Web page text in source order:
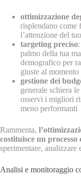
ottimizzazione
risplendano come
l’attenzione del
targeting preciso
palmo della tua
demografico per
giuste al
gestione dei
generale schiera
osservi i migliori
meno performanti
Rammenta,
costituisce un processo
sperimentare, analizzare
Analisi e monitoraggio